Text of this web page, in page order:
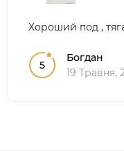
Хороший под ,
5
Богдан
19 Травня,